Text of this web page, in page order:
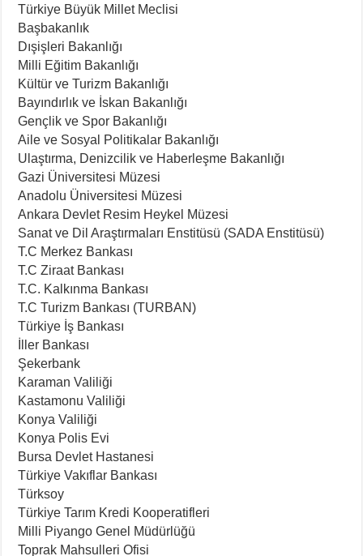
Türkiye Büyük Millet Meclisi
Başbakanlık
Dışişleri Bakanlığı
Milli Eğitim Bakanlığı
Kültür ve Turizm Bakanlığı
Bayındırlık ve İskan Bakanlığı
Gençlik ve Spor Bakanlığı
Aile ve Sosyal Politikalar Bakanlığı
Ulaştırma, Denizcilik ve Haberleşme Bakanlığı
Gazi Üniversitesi Müzesi
Anadolu Üniversitesi Müzesi
Ankara Devlet Resim Heykel Müzesi
Sanat ve Dil Araştırmaları Enstitüsü (SADA Enstitüsü)
T.C Merkez Bankası
T.C Ziraat Bankası
T.C. Kalkınma Bankası
T.C Turizm Bankası (TURBAN)
Türkiye İş Bankası
İller Bankası
Şekerbank
Karaman Valiliği
Kastamonu Valiliği
Konya Valiliği
Konya Polis Evi
Bursa Devlet Hastanesi
Türkiye Vakıflar Bankası
Türksoy
Türkiye Tarım Kredi Kooperatifleri
Milli Piyango Genel Müdürlüğü
Toprak Mahsulleri Ofisi